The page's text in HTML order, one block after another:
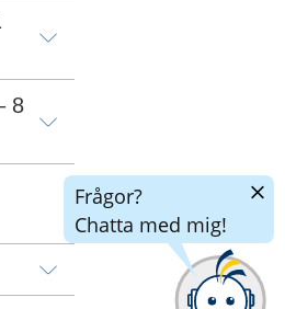
8
Frågor?
Chatta med mig!
Dölj